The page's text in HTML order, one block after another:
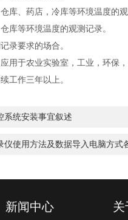
、药店，冷库等环境温度的
库等环境温度的观测记录。
要求的场合。
于农业实验室，工业，环保，
工作三年以上。
系统安装事宜叙述
仪使用方法及数据导入电脑方式
新闻中心 关